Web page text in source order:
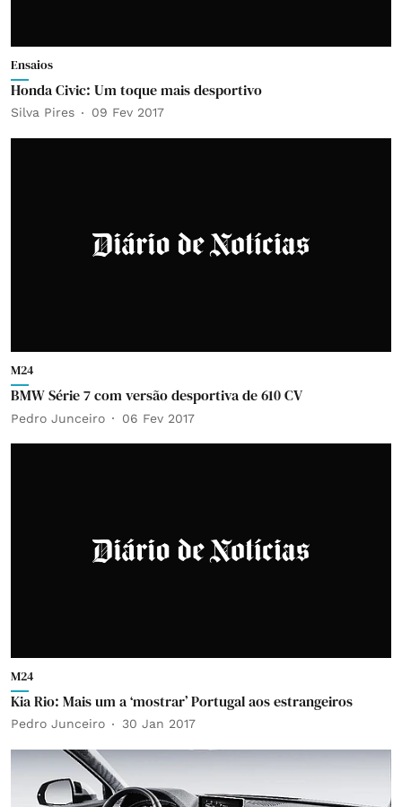
Ensaios
Honda Civic: Um toque mais desportivo
Silva Pires 09 Fev 2017
M24
BMW Série 7 com versão desportiva de 610 CV
Pedro Junceiro 06 Fev 2017
M24
Kia Rio: Mais um a ‘mostrar’ Portugal aos estrangeiros
Pedro Junceiro 30 Jan 2017